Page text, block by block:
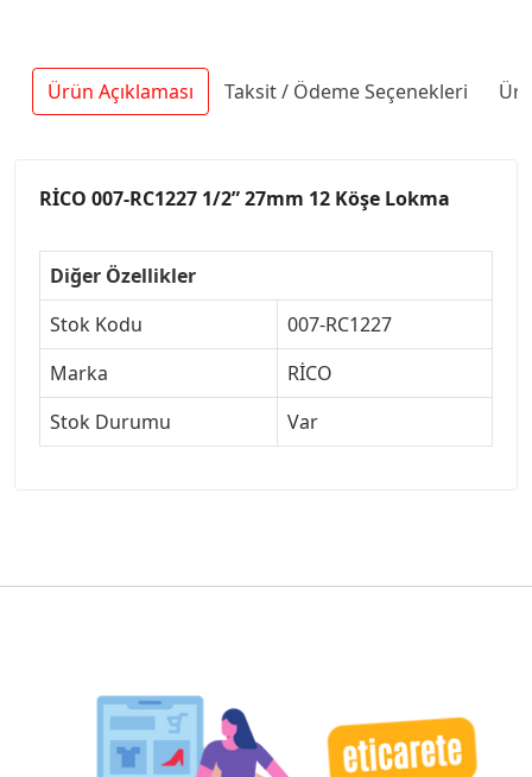
Ürün Açıklaması Taksit / Ödeme Seçenekleri
RİCO 007-RC1227 1/2” 27mm 12 Köşe Lokma
Diğer Özellikler
Stok Kodu
007-RC1227
Marka
RİCO
Stok Durumu
Var